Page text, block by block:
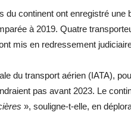
du continent ont enregistré
à 2019. Quatre
mis en redressement
du transport aérien (IATA),
pas avant 2023. Le
», souligne-t-elle, en